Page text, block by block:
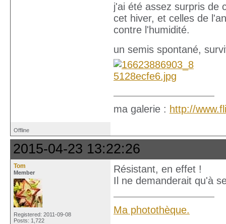
j'ai été assez surpris de
cet hiver, et celles de
contre l'humidité.
un semis spontané,
ma galerie : http://
Offline
2015-04-23 13:22:26
Tom
Member
Registered: 2011-09-08
Posts: 1,722
Résistant, en effet !
Il ne demanderait qu'à
Ma photothèque.